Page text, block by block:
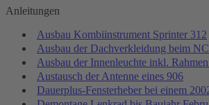
Anleitungen
Ausbau Kombiinstrument Sprinter 312
Ausbau der Dachverkleidung beim
Ausbau der Innenleuchte inkl.
Austausch der Antenne eines 906
Dauerplus-Fensterheber bei einem